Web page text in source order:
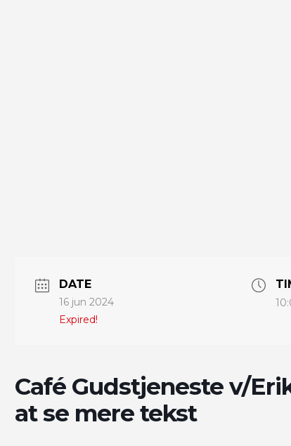
DATE
16 jun 2024
Expired!
Café Gudstjeneste v/
at se mere tekst